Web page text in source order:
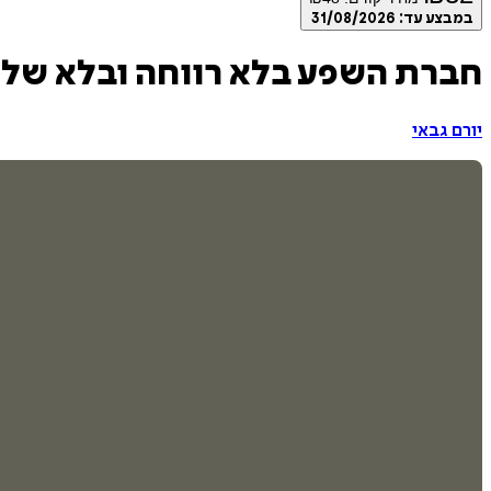
במבצע עד: 31/08/2026
חברת השפע בלא רווחה ובלא
יורם גבאי